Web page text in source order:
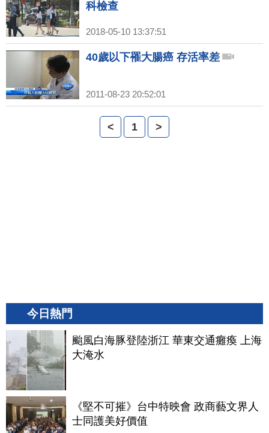
科檢查
2018-05-10 13:37:51
40歲以下罹大腸癌 存活率差
2011-08-23 20:52:01
< 1 >
今日熱門
颱風白海豚登陸浙江 華東交通癱瘓 上海
大淹水
《堅不可摧》台中特映會 政商藝文界人
士同護美好價值